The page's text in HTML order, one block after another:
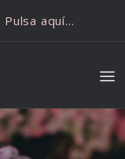
Pulsa aquí…